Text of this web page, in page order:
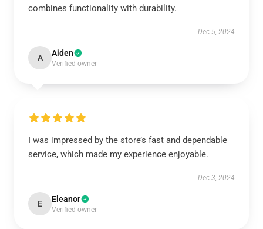
combines functionality with durability.
Dec 5, 2024
A Aiden
Verified owner
I was impressed by the store’s fast and dependable
service, which made my experience enjoyable.
Dec 3, 2024
E Eleanor
Verified owner